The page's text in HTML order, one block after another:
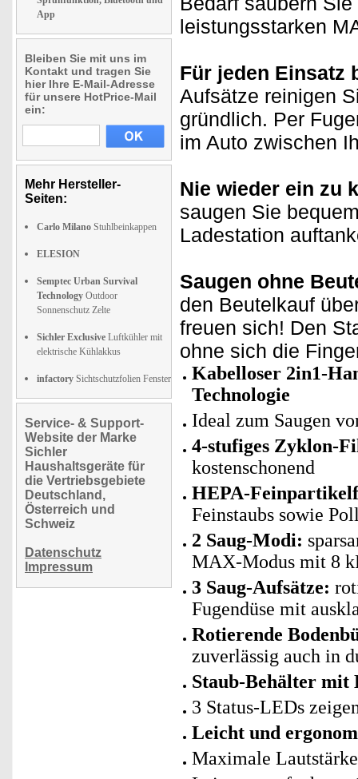
App
Bleiben Sie mit uns im
Kontakt und tragen Sie
hier Ihre E-Mail-Adresse
für unsere HotPrice-Mail
ein:
Mehr Hersteller-
Seiten:
Carlo Milano Stuhlbeinkappen
ELESION
Semptec Urban Survival
Technology Outdoor
Sonnenschutz Zelte
Sichler Exclusive Luftkühler mit
elektrische Kühlakkus
infactory Sichtschutzfolien Fenster
Service- & Support-
Website der Marke
Sichler
Haushaltsgeräte für
die Vertriebsgebiete
Deutschland,
Österreich und
Schweiz
Datenschutz
Impressum
leistungsstarken
Für jeden Einsatz
Aufsätze reinigen
gründlich. Per
im Auto zwischen
Nie wieder ein zu
saugen Sie
Ladestation
Saugen ohne
den Beutelkauf
freuen sich! Den
ohne sich die
Kabelloser 2in1-
Technologie
Ideal zum Saugen
4-stufiges Zyklon-
kostenschonend
HEPA-
Feinstaubs sowie
2 Saug-Modi:
MAX-Modus mit 8
3 Saug-Aufsätze:
Fugendüse mit
Rotierende
zuverlässig auch in
Staub-Behälter mit
3 Status-LEDs
Leicht und
Maximale